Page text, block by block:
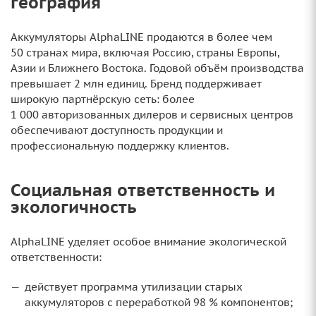
Аккумуляторы AlphaLINE продаются в более чем
50 странах мира, включая Россию, страны Европы,
Азии и Ближнего Востока. Годовой объём производства
превышает 2 млн единиц. Бренд поддерживает
широкую партнёрскую сеть: более
1 000 авторизованных дилеров и сервисных центров
обеспечивают доступность продукции и
профессиональную поддержку клиентов.
Социальная ответственность и
экологичность
AlphaLINE уделяет особое внимание экологической
ответственности:
действует программа утилизации старых
аккумуляторов с переработкой 98 % компонентов;